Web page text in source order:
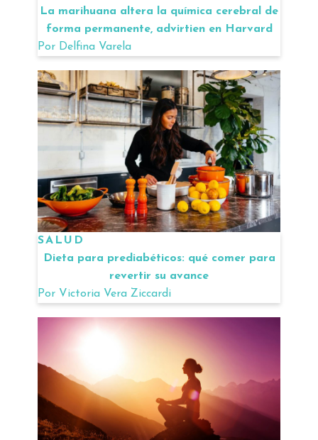
La marihuana altera la química cerebral de
forma permanente, advirtien en Harvard
Por Delfina Varela
SALUD
Dieta para prediabéticos: qué comer para
revertir su avance
Por Victoria Vera Ziccardi